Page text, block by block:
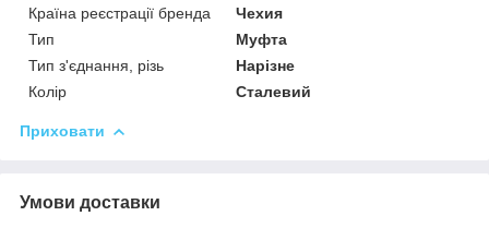
Країна реєстрації бренда
Чехия
Тип
Муфта
Тип з'єднання, різь
Нарізне
Колір
Сталевий
Приховати
Умови доставки